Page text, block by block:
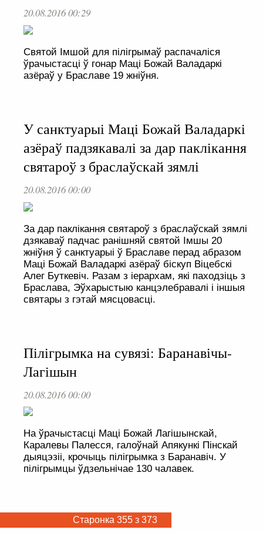
20.08.2016 00:29
Святой Імшой для пілігрымаў распачаліся
ўрачыстасці ў гонар Маці Божай Валадаркі
азёраў у Браславе 19 жніўня.
У санктуарыі Маці Божай Валадаркі
азёраў падзякавалі за дар паклікання
святароў з браслаўскай зямлі
20.08.2016 00:00
За дар паклікання святароў з браслаўскай зямлі
дзякаваў падчас ранішняй святой Імшы 20
жніўня ў санктуарыі ў Браславе перад абразом
Маці Божай Валадаркі азёраў біскуп Віцебскі
Алег Буткевіч. Разам з іерархам, які паходзіць з
Браслава, Эўхарыстыю канцэлебравалі і іншыя
святары з гэтай мясцовасці.
Пілігрымка на сувязі: Баранавічы-
Лагішын
20.08.2016 00:00
На ўрачыстасці Маці Божай Лагішынскай,
Каралевы Палесся, галоўнай Апякункі Пінскай
дыяцэзіі, крочыць пілігрымка з Баранавіч. У
пілігрымцы ўдзельнічае 130 чалавек.
Старонка 355 з 373